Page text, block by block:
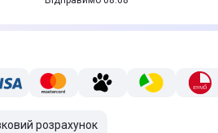
розрахунок